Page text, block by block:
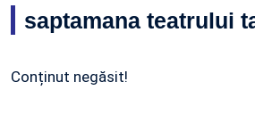
saptamana teatrului
Conținut negăsit!